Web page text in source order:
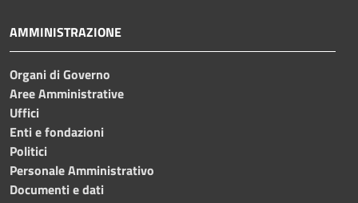
AMMINISTRAZIONE
Organi di Governo
Aree Amministrative
Uffici
Enti e fondazioni
Politici
Personale Amministrativo
Documenti e dati